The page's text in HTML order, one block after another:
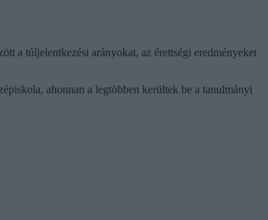
a túljelentkezési arányokat, az érettségi eredményeket
ahonnan a legtöbben kerültek be a tanulmányi